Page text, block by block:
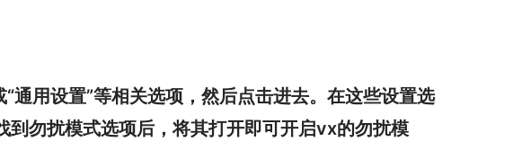
通用设置”等相关选项，然后点击进去。在这些设置选
到勿扰模式选项后，将其打开即可开启vx的勿扰模